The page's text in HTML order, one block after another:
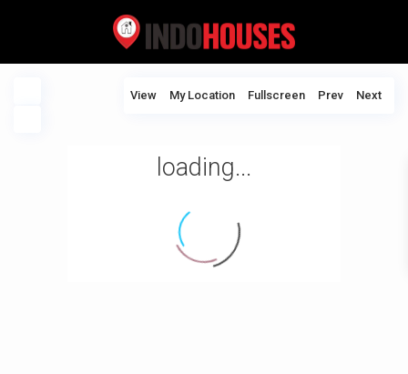
loading...
View My Location Fullscreen Prev Next